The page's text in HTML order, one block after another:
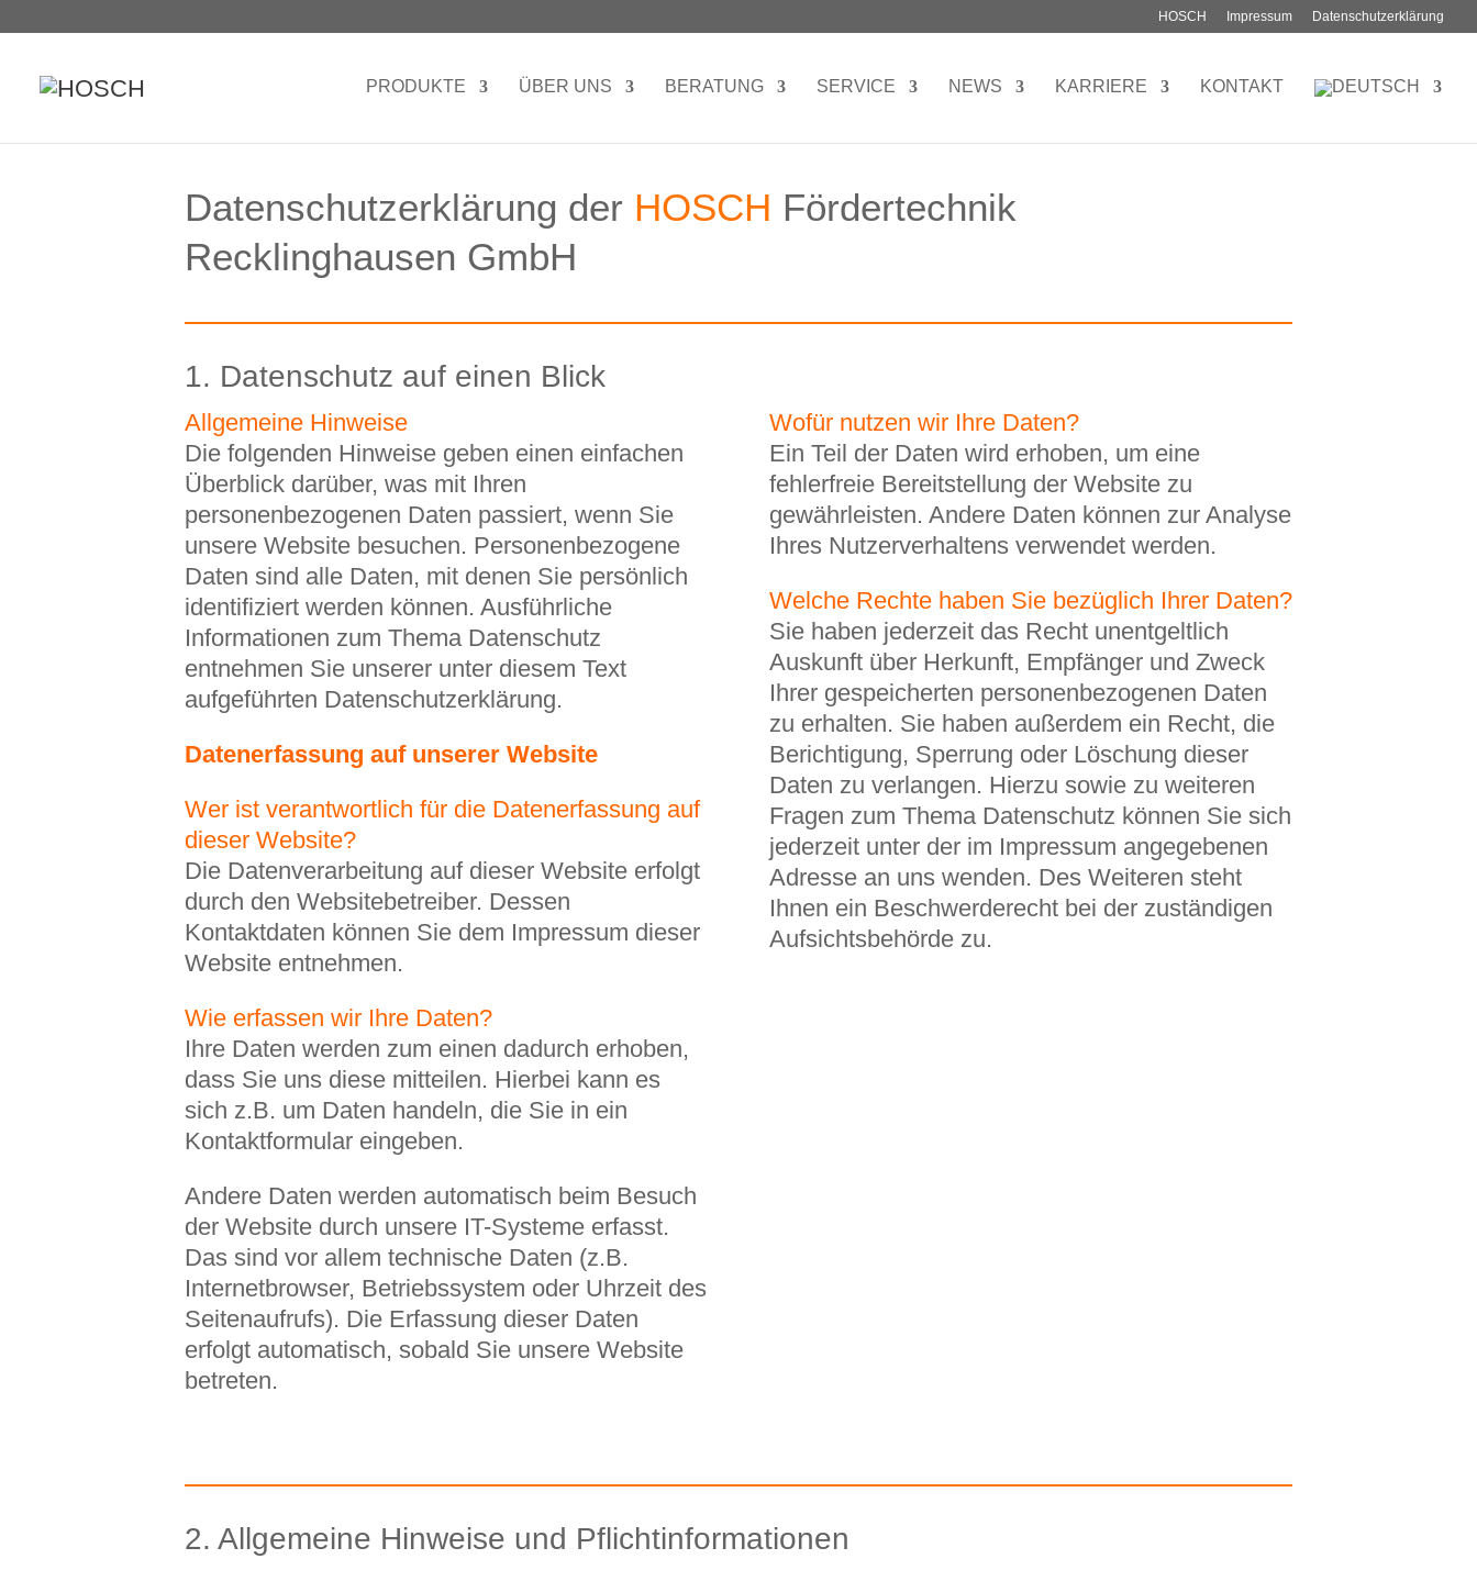
HOSCH Impressum Datenschutzerklärung
PRODUKTE ÜBER UNS BERATUNG SERVICE NEWS KARRIERE KONTAKT
Datenschutzerklärung der HOSCH Fördertechnik
Recklinghausen GmbH
1. Datenschutz auf einen Blick
Allgemeine Hinweise
Die folgenden Hinweise geben einen einfachen
Überblick darüber, was mit Ihren
personenbezogenen Daten passiert, wenn Sie
unsere Website besuchen. Personenbezogene
Daten sind alle Daten, mit denen Sie persönlich
identifiziert werden können. Ausführliche
Informationen zum Thema Datenschutz
entnehmen Sie unserer unter diesem Text
aufgeführten Datenschutzerklärung.
Datenerfassung auf unserer Website
Wer ist verantwortlich für die Datenerfassung auf
dieser Website?
Die Datenverarbeitung auf dieser Website erfolgt
durch den Websitebetreiber. Dessen
Kontaktdaten können Sie dem Impressum dieser
Website entnehmen.
Wie erfassen wir Ihre Daten?
Ihre Daten werden zum einen dadurch erhoben,
dass Sie uns diese mitteilen. Hierbei kann es
sich z.B. um Daten handeln, die Sie in ein
Kontaktformular eingeben.
Andere Daten werden automatisch beim Besuch
der Website durch unsere IT-Systeme erfasst.
Das sind vor allem technische Daten (z.B.
Internetbrowser, Betriebssystem oder Uhrzeit des
Seitenaufrufs). Die Erfassung dieser Daten
erfolgt automatisch, sobald Sie unsere Website
betreten.
Wofür nutzen wir Ihre Daten?
Ein Teil der Daten wird erhoben, um eine
fehlerfreie Bereitstellung der Website zu
gewährleisten. Andere Daten können zur Analyse
Ihres Nutzerverhaltens verwendet werden.
Welche Rechte haben Sie bezüglich Ihrer Daten?
Sie haben jederzeit das Recht unentgeltlich
Auskunft über Herkunft, Empfänger und Zweck
Ihrer gespeicherten personenbezogenen Daten
zu erhalten. Sie haben außerdem ein Recht, die
Berichtigung, Sperrung oder Löschung dieser
Daten zu verlangen. Hierzu sowie zu weiteren
Fragen zum Thema Datenschutz können Sie sich
jederzeit unter der im Impressum angegebenen
Adresse an uns wenden. Des Weiteren steht
Ihnen ein Beschwerderecht bei der zuständigen
Aufsichtsbehörde zu.
2. Allgemeine Hinweise und Pflichtinformationen